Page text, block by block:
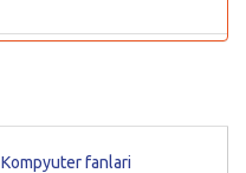
Kompyuter fanlari